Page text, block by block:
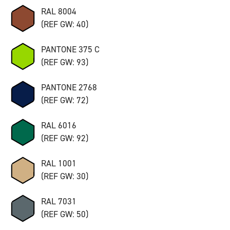
RAL 8004
(REF GW: 40)
PANTONE 375 C
(REF GW: 93)
PANTONE 2768
(REF GW: 72)
RAL 6016
(REF GW: 92)
RAL 1001
(REF GW: 30)
RAL 7031
(REF GW: 50)